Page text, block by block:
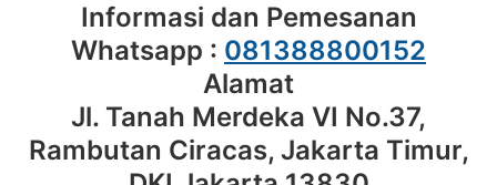
Informasi dan Pemesanan
Whatsapp : 081388800152
Alamat
Jl. Tanah Merdeka VI No.37,
Rambutan Ciracas, Jakarta Timur,